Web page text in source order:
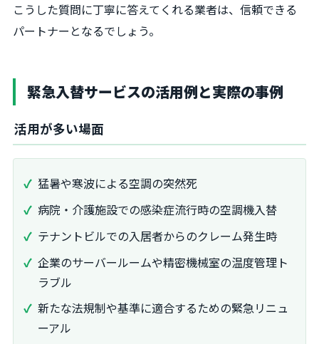
こうした質問に丁寧に答えてくれる業者は、信頼できる
パートナーとなるでしょう。
緊急入替サービスの活用例と実際の事例
活用が多い場面
猛暑や寒波による空調の突然死
病院・介護施設での感染症流行時の空調機入替
テナントビルでの入居者からのクレーム発生時
企業のサーバールームや精密機械室の温度管理ト
ラブル
新たな法規制や基準に適合するための緊急リニュ
ーアル